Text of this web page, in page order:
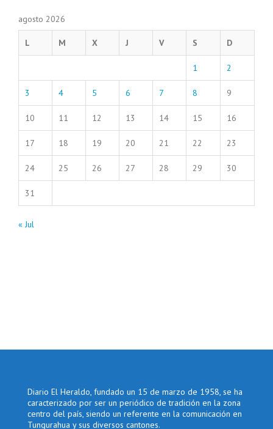
agosto 2026
L M X J V S D
1 2
3 4 5 6 7 8 9
10 11 12 13 14 15 16
17 18 19 20 21 22 23
24 25 26 27 28 29 30
31
« Jul
Diario El Heraldo, fundado un 15 de marzo de 1958, se ha
caracterizado por ser un periódico de tradición en la zona
centro del país, siendo un referente en la comunicación en
Tungurahua y sus diversos cantones.